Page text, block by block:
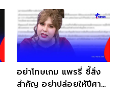
อย่าโทษเกม แพรรี่ ชี้สิ่ง
สำคัญ อย่าปล่อยให้ปีศาจ